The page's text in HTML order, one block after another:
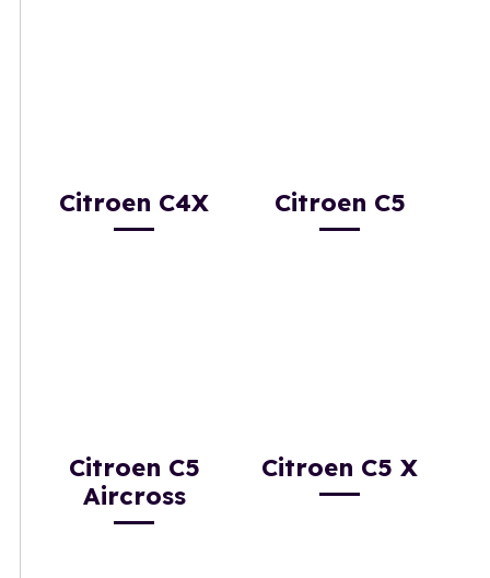
Citroen C4X Citroen C5
Citroen C5
Aircross
Citroen C5 X